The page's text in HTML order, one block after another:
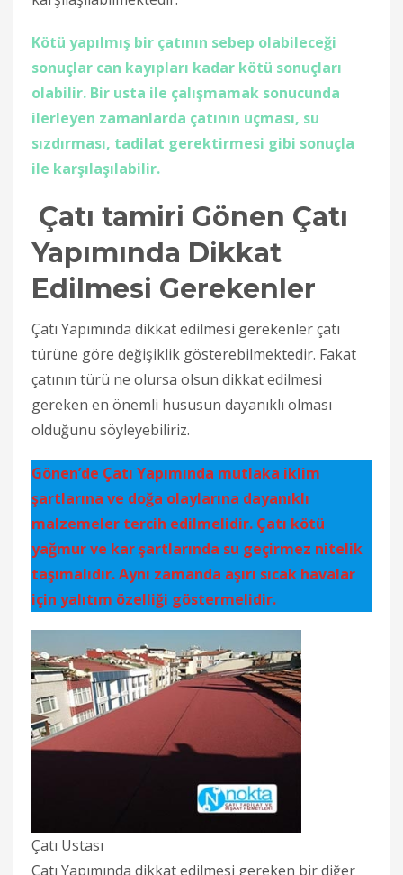
Kötü yapılmış bir çatının sebep olabileceği
sonuçlar can kayıpları kadar kötü sonuçları
olabilir. Bir usta ile çalışmamak sonucunda
ilerleyen zamanlarda çatının uçması, su
sızdırması, tadilat gerektirmesi gibi sonuçla
ile karşılaşılabilir.
Çatı tamiri Gönen Çatı
Yapımında Dikkat
Edilmesi Gerekenler
Çatı Yapımında dikkat edilmesi gerekenler çatı
türüne göre değişiklik gösterebilmektedir. Fakat
çatının türü ne olursa olsun dikkat edilmesi
gereken en önemli hususun dayanıklı olması
olduğunu söyleyebiliriz.
Gönen’de Çatı Yapımında mutlaka iklim
şartlarına ve doğa olaylarına dayanıklı
malzemeler tercih edilmelidir. Çatı kötü
yağmur ve kar şartlarında su geçirmez nitelik
taşımalıdır. Aynı zamanda aşırı sıcak havalar
için yalıtım özelliği göstermelidir.
Çatı Ustası
Çatı Yapımında dikkat edilmesi gereken bir diğer